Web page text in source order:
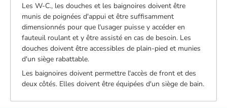
Les W-C., les douches et les baignoires doivent être
munis de poignées d'appui et être suffisamment
dimensionnés pour que l'usager puisse y accéder en
fauteuil roulant et y être assisté en cas de besoin. Les
douches doivent être accessibles de plain-pied et munies
d'un siège rabattable.
Les baignoires doivent permettre l'accès de front et des
deux côtés. Elles doivent être équipées d'un siège de bain.